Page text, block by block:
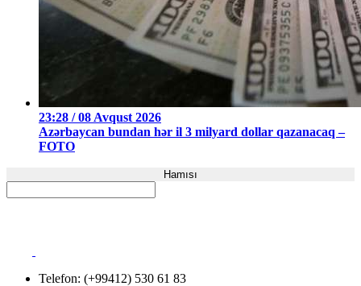
23:28 / 08 Avqust 2026
Azərbaycan bundan hər il 3 milyard dollar qazanacaq –
FOTO
Hamısı
Telefon: (+99412) 530 61 83